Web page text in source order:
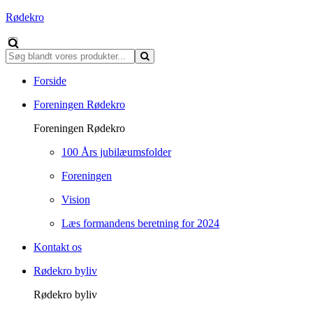
Rødekro
Forside
Foreningen Rødekro
Foreningen Rødekro
100 Års jubilæumsfolder
Foreningen
Vision
Læs formandens beretning for 2024
Kontakt os
Rødekro byliv
Rødekro byliv